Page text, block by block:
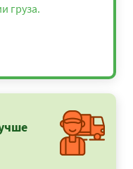
груза.